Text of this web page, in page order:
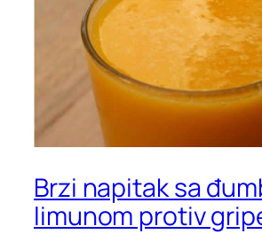
Brzi napitak sa
limunom protiv